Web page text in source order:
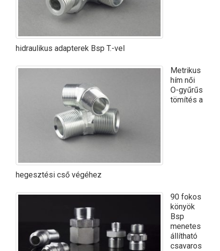
hidraulikus adapterek Bsp T.-vel
Metrikus
hím női
O-gyűrűs
tömítés a
hegesztési cső végéhez
90 fokos
könyök
Bsp
menetes
állítható
csavaros